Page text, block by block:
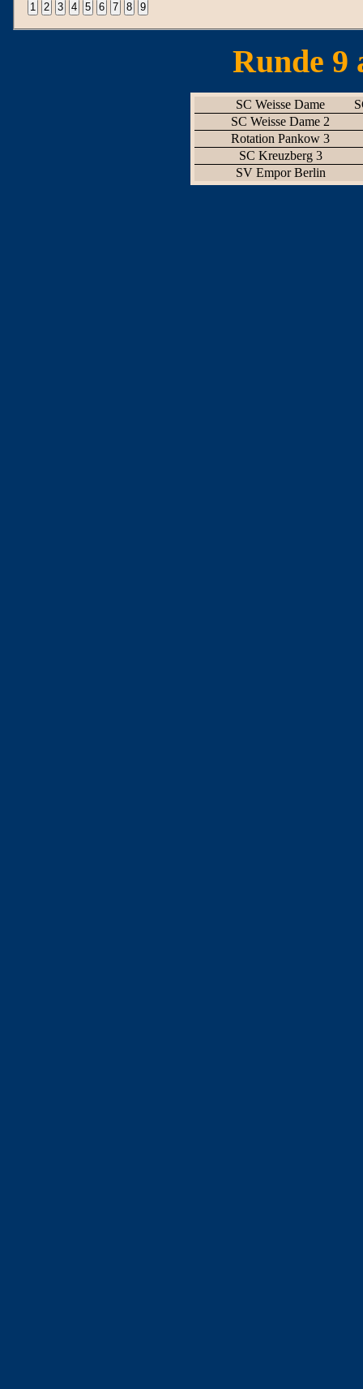
Runde 9
SC Weisse Dame
SC Weisse Dame 2
Rotation Pankow 3
SC Kreuzberg 3
SV Empor Berlin